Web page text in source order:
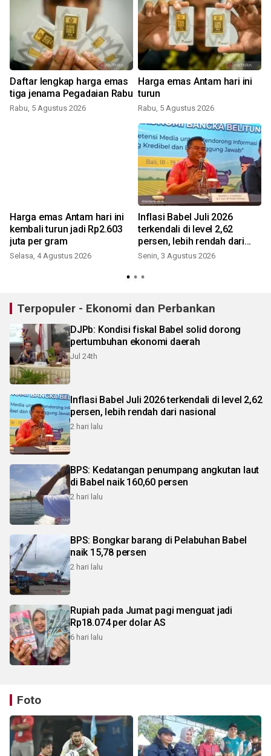
Daftar lengkap harga emas
tiga jenama Pegadaian Rabu
Rabu, 5 Agustus 2026
Harga emas Antam hari ini
turun
Rabu, 5 Agustus 2026
Harga emas Antam hari ini
kembali turun jadi Rp2.603
juta per gram
Selasa, 4 Agustus 2026
Inflasi Babel Juli 2026
terkendali di level 2,62
persen, lebih rendah dari
nasional
Senin, 3 Agustus 2026
Terpopuler - Ekonomi dan Perbankan
DJPb: Kondisi fiskal Babel solid dorong
pertumbuhan ekonomi daerah
Jul 24th
Inflasi Babel Juli 2026 terkendali di level 2,62
persen, lebih rendah dari nasional
2 hari lalu
BPS: Kedatangan penumpang angkutan laut
di Babel naik 160,60 persen
2 hari lalu
BPS: Bongkar barang di Pelabuhan Babel
naik 15,78 persen
2 hari lalu
Rupiah pada Jumat pagi menguat jadi
Rp18.074 per dolar AS
6 hari lalu
Foto